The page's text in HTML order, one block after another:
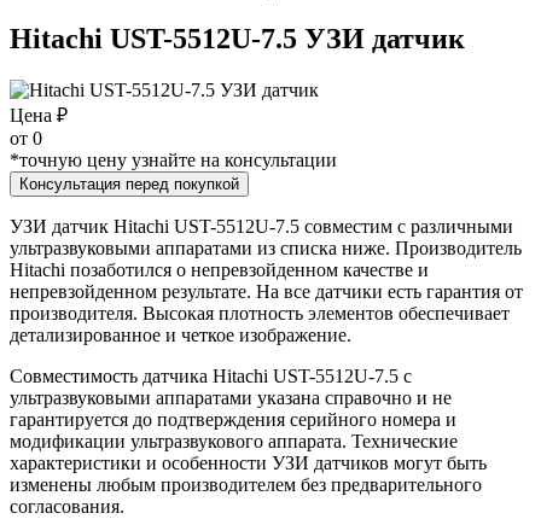
Hitachi UST-5512U-7.5 УЗИ датчик
Цена ₽
от 0
*точную цену узнайте на консультации
Консультация перед покупкой
УЗИ датчик Hitachi UST-5512U-7.5 совместим с различными
ультразвуковыми аппаратами из списка ниже. Производитель
Hitachi позаботился о непревзойденном качестве и
непревзойденном результате. На все датчики есть гарантия от
производителя. Высокая плотность элементов обеспечивает
детализированное и четкое изображение.
Совместимость датчика Hitachi UST-5512U-7.5 с
ультразвуковыми аппаратами указана справочно и не
гарантируется до подтверждения серийного номера и
модификации ультразвукового аппарата. Технические
характеристики и особенности УЗИ датчиков могут быть
изменены любым производителем без предварительного
согласования.